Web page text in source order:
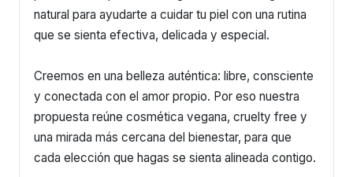
natural para ayudarte a cuidar tu piel con una rutina
que se sienta efectiva, delicada y especial.
Creemos en una belleza auténtica: libre, consciente
y conectada con el amor propio. Por eso nuestra
propuesta reúne cosmética vegana, cruelty free y
una mirada más cercana del bienestar, para que
cada elección que hagas se sienta alineada contigo.